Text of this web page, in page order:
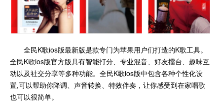
全民K歌ios版最新版是款专门为苹果用户们打造的K歌工具。
全民K歌ios版官方版具有智能打分、专业混音、好友擂台、趣味互
动以及社交分享等多种功能。全民K歌ios版中包含各种个性化设
置,可以帮助你降调、声音转换、特效伴奏，让你感受到在家唱歌
也可以很简单。